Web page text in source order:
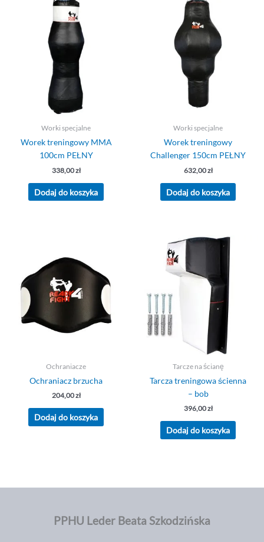
Worki specjalne
Worek treningowy MMA
100cm PEŁNY
338,00zł
Dodaj do koszyka
Worki specjalne
Worek treningowy
Challenger 150cm PEŁNY
632,00zł
Dodaj do koszyka
Ochraniacze
Ochraniacz brzucha
204,00zł
Dodaj do koszyka
Tarcze na ścianę
Tarcza treningowa ścienna
– bob
396,00zł
Dodaj do koszyka
PPHU Leder Beata Szkodzińska